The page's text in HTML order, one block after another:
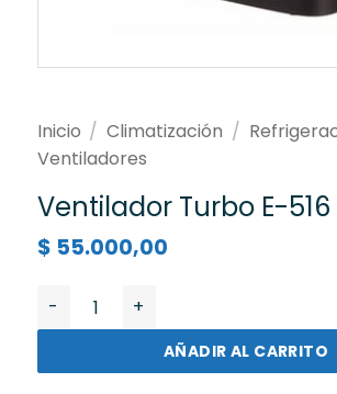
Inicio / Climatización /
Ventiladores
Ventilador Turbo E-516
$ 55.000,00
Ventilador Turbo E-516 EIFEL 16"
AÑADIR AL CARRITO